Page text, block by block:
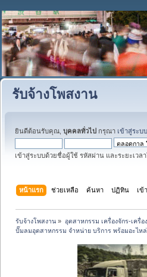
รับจ้างโพสงาน
ยินดีต้อนรับคุณ, บุคคลทั่วไป กรุณา เข้าสู่ระบบ
เข้าสู่ระบบด้วยชื่อผู้ใช้ รหัสผ่าน และระยะเวล
หน้าแรก ช่วยเหลือ ค้นหา ปฏิทิน เข้
รับจ้างโพสงาน » อุตสาหกรรม เครื่องจักร-เครื่
ปั๊มลมอุตสาหกรรม จำหน่าย บริการ พร้อมอะไห